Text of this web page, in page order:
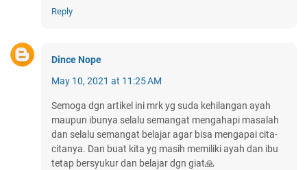
Reply
Dince Nope
May 10, 2021 at 11:25 AM
Semoga dgn artikel ini mrk yg suda kehilangan ayah
maupun ibunya selalu semangat mengahapi masalah
dan selalu semangat belajar agar bisa mengapai cita-
citanya. Dan buat kita yg masih memiliki ayah dan ibu
tetap bersyukur dan belajar dgn giat🙏